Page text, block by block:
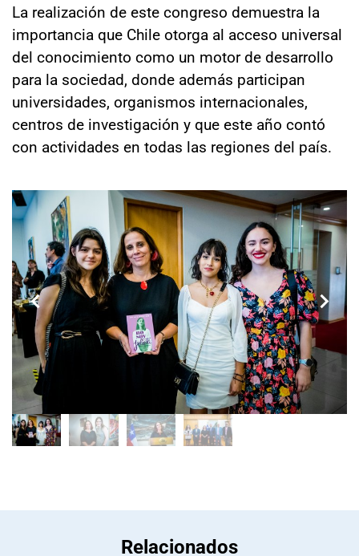
La realización de este congreso demuestra la
importancia que Chile otorga al acceso universal
del conocimiento como un motor de desarrollo
para la sociedad, donde además participan
universidades, organismos internacionales,
centros de investigación y que este año contó
con actividades en todas las regiones del país.
Relacionados